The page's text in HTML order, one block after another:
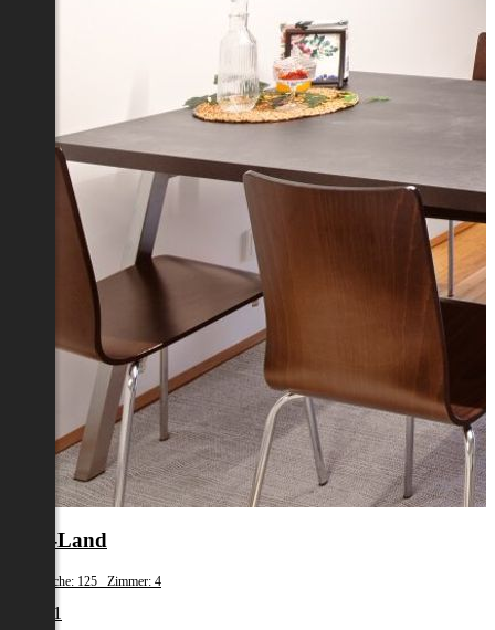
Wels-Land
Wohnfläche: 125 Zimmer: 4
€ 1.481